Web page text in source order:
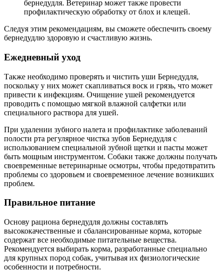
бернедудля. Ветеринар может также провести
профилактическую обработку от блох и клещей.
Следуя этим рекомендациям, вы сможете обеспечить своему
бернедудлю здоровую и счастливую жизнь.
Ежедневный уход
Также необходимо проверять и чистить уши Бернедудля,
поскольку у них может скапливаться воск и грязь, что может
привести к инфекциям. Очищение ушей рекомендуется
проводить с помощью мягкой влажной салфетки или
специального раствора для ушей.
При удалении зубного налета и профилактике заболеваний
полости рта регулярное чистка зубов Бернедудля с
использованием специальной зубной щетки и пасты может
быть мощным инструментом. Собаки также должны получать
своевременные ветеринарные осмотры, чтобы предотвратить
проблемы со здоровьем и своевременное лечение возникших
проблем.
Правильное питание
Основу рациона бернедудля должны составлять
высококачественные и сбалансированные корма, которые
содержат все необходимые питательные вещества.
Рекомендуется выбирать корма, разработанные специально
для крупных пород собак, учитывая их физиологические
особенности и потребности.